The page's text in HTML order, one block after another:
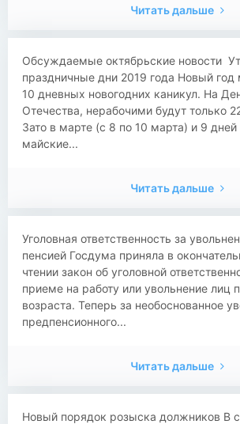
Читать дальше
​​Обсуждаемые октябрьские новости
праздничные дни 2019 года Новый
10 дневных новогодних каникул. На
Отечества, нерабочими будут только
Зато в марте (с 8 по 10 марта) и 9 дней
майские...
Читать дальше
​​Уголовная ответственность за
пенсией Госдума приняла в
чтении закон об уголовной
приеме на работу или увольнение лиц
возраста. Теперь за необоснованное
предпенсионного...
Читать дальше
​​Новый порядок розыска должников В